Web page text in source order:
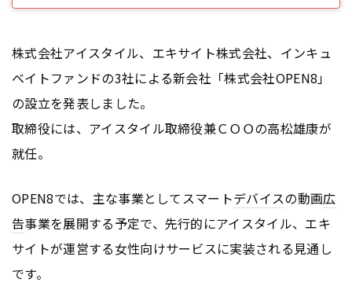
株式会社アイスタイル、エキサイト株式会社、インキュ
ベイトファンドの3社による新会社「株式会社OPEN8」
の設立を発表しました。
取締役には、アイスタイル取締役兼ＣＯＯの高松雄康が
就任。
OPEN8では、主な事業としてスマートデバイスの動画広
告事業を展開する予定で、先行的にアイスタイル、エキ
サイトが運営する女性向けサービスに実装される見通し
です。